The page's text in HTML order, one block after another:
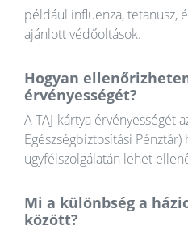
például influenza, tetanusz,
ajánlott védőoltások.
Hogyan
érvényességét?
A TAJ-kártya érvényességét
Egészségbiztosítási Pénztár)
ügyfélszolgálatán lehet
Mi a különbség a
között?